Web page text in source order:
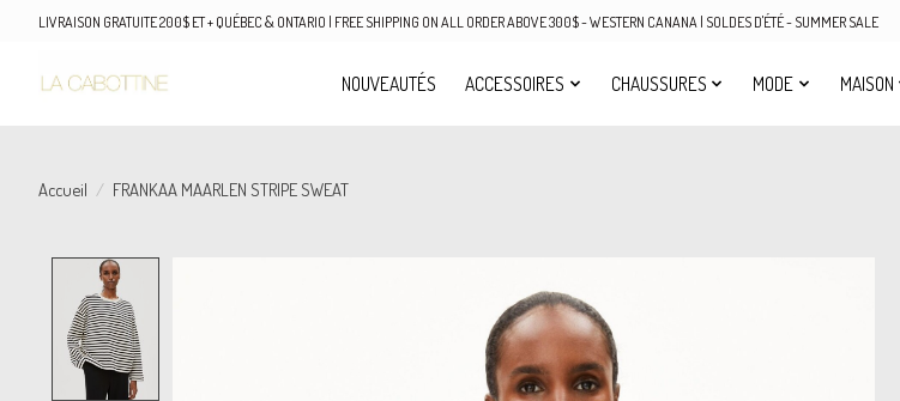
LIVRAISON GRATUITE 200$ ET + QUÉBEC & ONTARIO | FREE SHIPPING ON ALL ORDER ABOVE 300$ - WESTERN CANANA | SOLDES D'ÉTÉ - SUMMER SALE
NOUVEAUTÉS ACCESSOIRES CHAUSSURES MODE MAISON
Accueil / FRANKAA MAARLEN STRIPE SWEAT